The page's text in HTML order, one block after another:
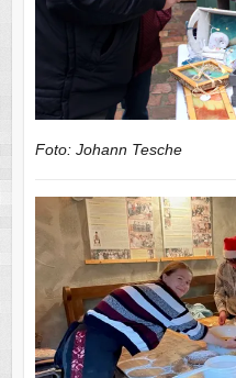
Foto: Johann Tesche